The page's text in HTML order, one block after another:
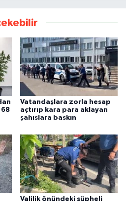
Vatandaşlara zorla hesap
açtırıp kara para aklayan
şahıslara baskın
Valilik önündeki şüpheli